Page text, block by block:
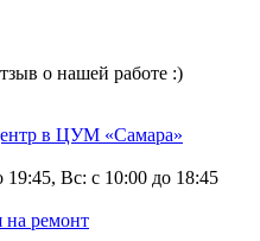
о нашей работе :)
в ЦУМ «Самара»
Вс: с 10:00 до 18:45
на ремонт